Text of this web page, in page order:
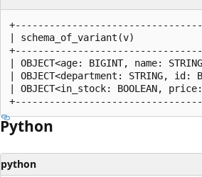
| schema_of_variant(v)
| OBJECT<age: BIGINT,
| OBJECT<department:
| OBJECT<in_stock: BOOLEAN,
Python
python